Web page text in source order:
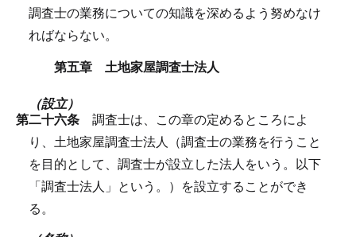
調査士の業務についての知識を深めるよう努めなけ
ればならない。
第五章 土地家屋調査士法人
（設立）
第二十六条 調査士は、この章の定めるところによ
り、土地家屋調査士法人（調査士の業務を行うこと
を目的として、調査士が設立した法人をいう。以下
「調査士法人」という。）を設立することができ
る。